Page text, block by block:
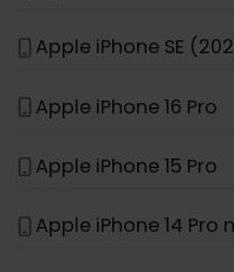
Apple iPhone
Apple iPhone